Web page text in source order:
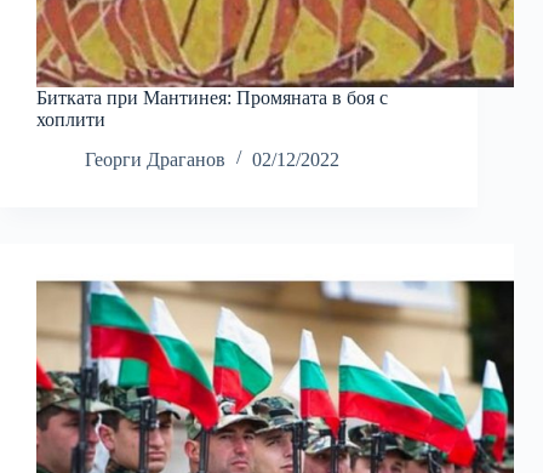
Битката при Мантинея: Промяната в боя с
хоплити
Георги Драганов
02/12/2022